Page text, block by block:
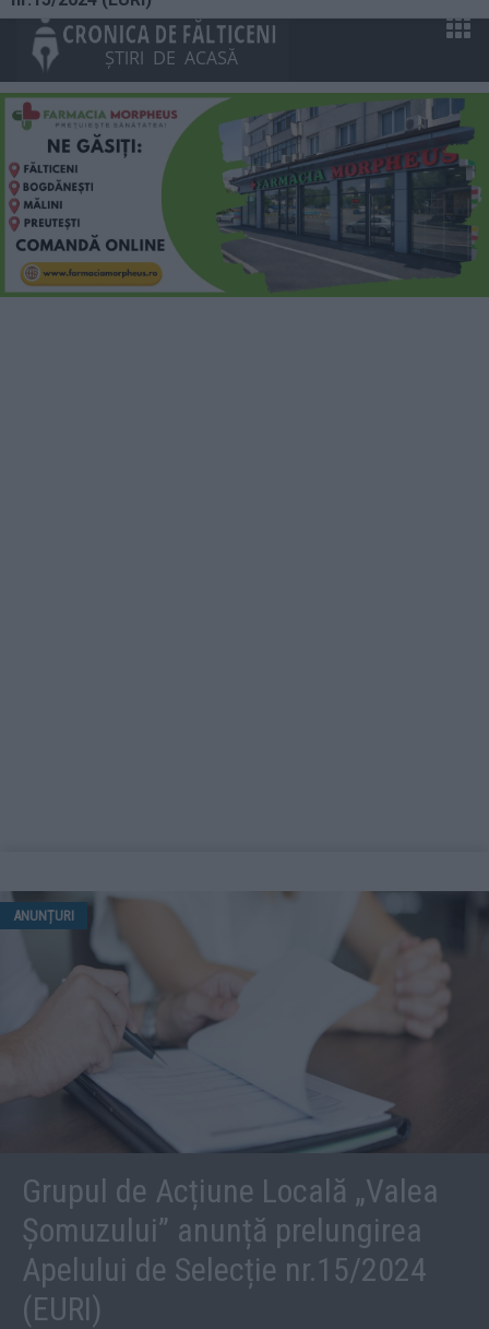
ANUNȚURI
Grupul de Acțiune Locală „Valea
Șomuzului” anunță prelungirea
Apelului de Selecție nr.15/2024
(EURI)